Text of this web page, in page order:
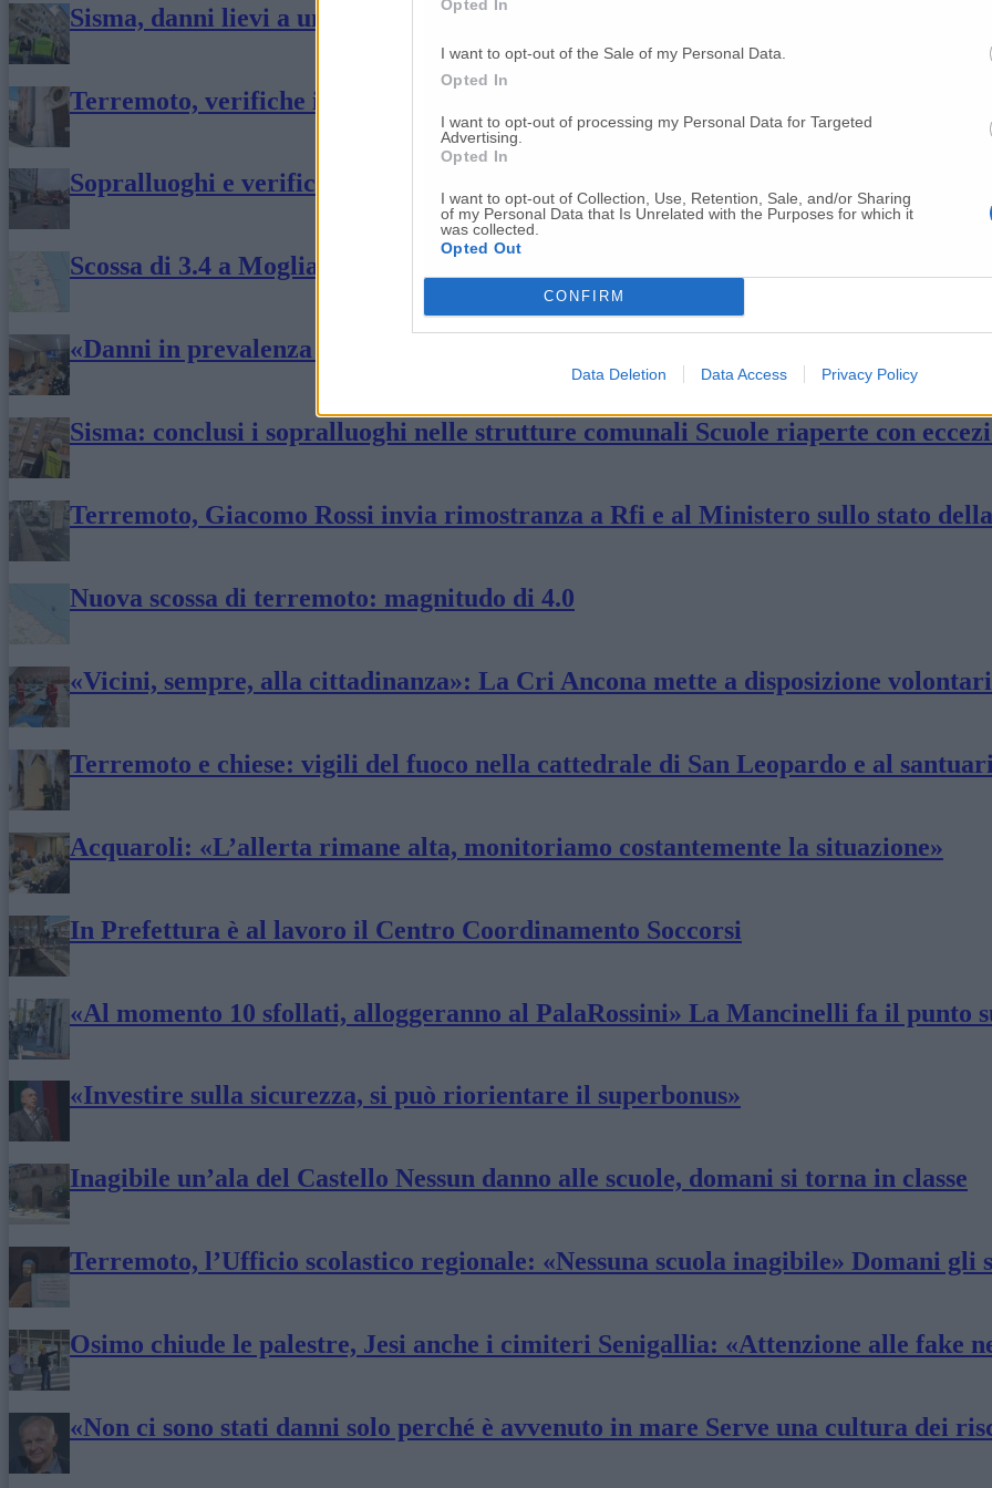
Opted In
I want to opt-out of the Sale of my Personal Data.
Opted In
I want to opt-out of processing my Personal Data for Targeted
Advertising.
Opted In
I want to opt-out of Collection, Use, Retention, Sale, and/or Sharing
of my Personal Data that Is Unrelated with the Purposes for which it
was collected.
Opted Out
CONFIRM
Data Deletion Data Access Privacy Policy
Sisma, danni lievi a un’opera di Monet in mostra alla Pinacoteca Podesti
Terremoto, verifiche in corso: cimiteri chiusi fino a sabato
Sopralluoghi e verifiche ad Ancona Chiusa la cattedrale a Fabriano (Video)
Scossa di 3.4 a Mogliano
«Danni in prevalenza a beni storici, la situazione si sta normalizzando»
Sisma: conclusi i sopralluoghi nelle strutture comunali Scuole riaperte con
Terremoto, Giacomo Rossi invia rimostranza a Rfi e al Ministero sullo stato
Nuova scossa di terremoto: magnitudo di 4.0
«Vicini, sempre, alla cittadinanza»: La Cri Ancona mette a disposizione
Terremoto e chiese: vigili del fuoco nella cattedrale di San Leopardo e al
Acquaroli: «L’allerta rimane alta, monitoriamo costantemente la situazione»
In Prefettura è al lavoro il Centro Coordinamento Soccorsi
«Al momento 10 sfollati, alloggeranno al PalaRossini» La Mancinelli fa il punto
«Investire sulla sicurezza, si può riorientare il superbonus»
Inagibile un’ala del Castello Nessun danno alle scuole, domani si torna in classe
Terremoto, l’Ufficio scolastico regionale: «Nessuna scuola inagibile» Domani gli
Osimo chiude le palestre, Jesi anche i cimiteri Senigallia: «Attenzione alle fake
«Non ci sono stati danni solo perché è avvenuto in mare Serve una cultura dei